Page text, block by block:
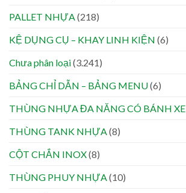
PALLET NHỰA (218)
KỆ DỤNG CỤ – KHAY LINH KIỆN (6)
Chưa phân loại(3.241)
BẢNG CHỈ DẪN – BẢNG MENU(6)
THÙNG NHỰA ĐA NĂNG CÓ BÁNH XE
THÙNG TANK NHỰA (8)
CỘT CHẮN INOX(8)
THÙNG PHUY NHỰA (10)